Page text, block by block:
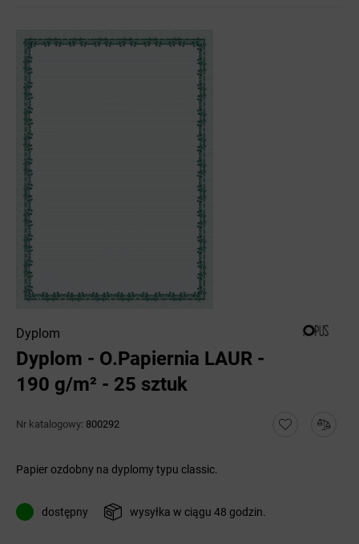
Dyplom
Dyplom - O.Papiernia LAUR -
190 g/m² - 25 sztuk
Nr katalogowy: 800292
Papier ozdobny na dyplomy typu classic.
dostępny wysyłka w ciągu 48 godzin.